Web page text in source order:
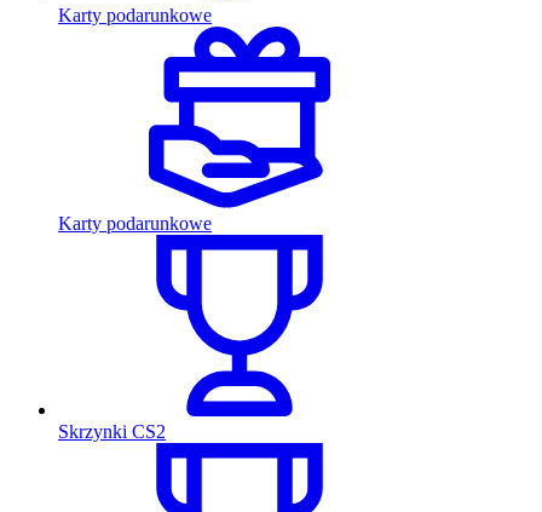
Karty podarunkowe
Karty podarunkowe
Skrzynki CS2